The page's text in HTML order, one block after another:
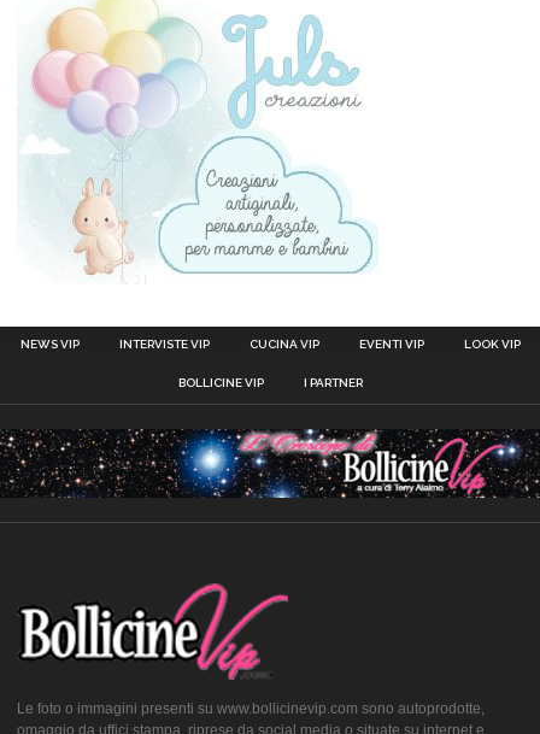
NEWS VIP INTERVISTE VIP CUCINA VIP EVENTI VIP LOOK VIP
BOLLICINE VIP I PARTNER
Le foto o immagini presenti su www.bollicinevip.com sono autoprodotte,
omaggio da uffici stampa, riprese da social media o situate su internet e